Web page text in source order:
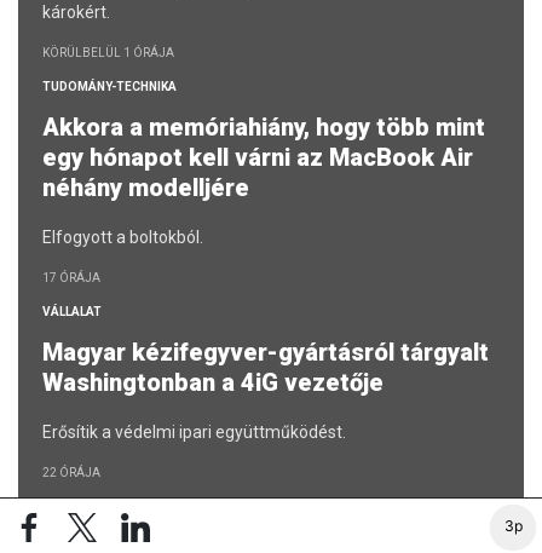
3p
károkért.
KÖRÜLBELÜL 1 ÓRÁJA
TUDOMÁNY-TECHNIKA
Akkora a memóriahiány, hogy több mint
egy hónapot kell várni az MacBook Air
néhány modelljére
Elfogyott a boltokból.
17 ÓRÁJA
VÁLLALAT
Magyar kézifegyver-gyártásról tárgyalt
Washingtonban a 4iG vezetője
Erősítik a védelmi ipari együttműködést.
22 ÓRÁJA